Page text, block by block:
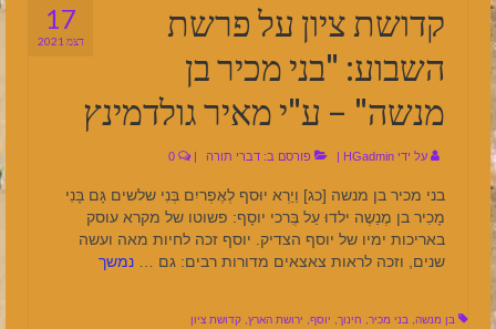
17
דצמ 2021
קדושת ציון על פרשת
השבוע: "בני מכיר בן
מנשה" – ע"י מאיר גולדמינץ
על ידי HGadmin
| פורסם ב: דברי תורה |
בני מכיר בן מנשה [כג] וַיַרְא יוּסף לְאֶפְריִם בְּנִי שלשים גָּם בָּנִי
מָכִיר בן מֶנַשֶה ילדוּ עַל בְִּרכי יוסָף: פשוטו של מקרא עוסק
באריכות ימיו של יוסף הצדיק. יוסף זכה לחיות מאה ועשה
שנים, וזכה לראות צאצאים מדורות רבים: גם … נמשך
בן מנשה בני מכיר חינוך יוסף ירושת הארץ קדושת ציון